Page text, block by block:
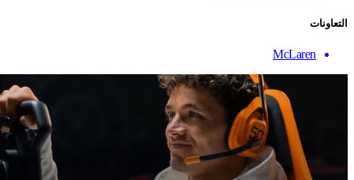
التعاونات
McLaren